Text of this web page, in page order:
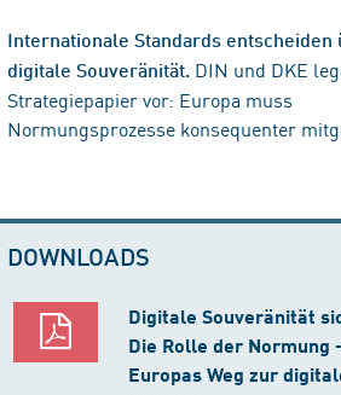
Internationale Standards entscheiden
digitale Souveränität. DIN und DKE
Strategiepapier vor: Europa muss
Normungsprozesse konsequenter
DOWNLOADS
Digitale Souveränität
Die Rolle der Normung
Europas Weg zur